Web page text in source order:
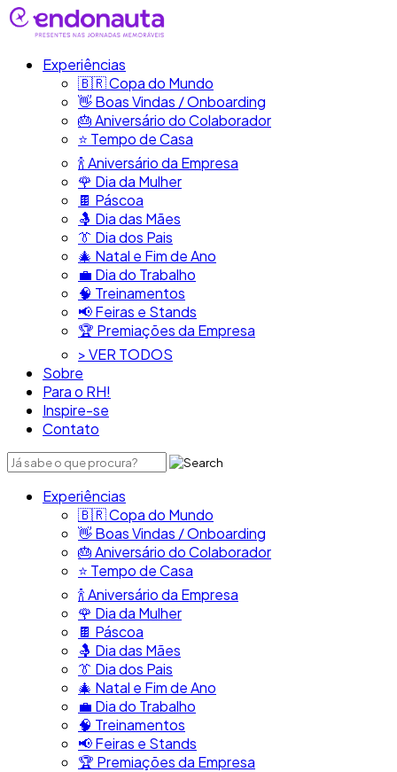
Experiências
🇧🇷​ Copa do Mundo
👋​ Boas Vindas / Onboarding
🎂​ Aniversário do Colaborador
⭐​ Tempo de Casa
​🍾​ Aniversário da Empresa
🌹 Dia da Mulher
🍫​ Páscoa
🤱 Dia das Mães
👔​ Dia dos Pais
🎄 Natal e Fim de Ano
💼​ Dia do Trabalho
🧠​ Treinamentos
📢​ Feiras e Stands
🏆 Premiações da Empresa
> VER TODOS
Sobre
Para o RH!
Inspire-se
Contato
Experiências
🇧🇷​ Copa do Mundo
👋​ Boas Vindas / Onboarding
🎂​ Aniversário do Colaborador
⭐​ Tempo de Casa
​🍾​ Aniversário da Empresa
🌹 Dia da Mulher
🍫​ Páscoa
🤱 Dia das Mães
👔​ Dia dos Pais
🎄 Natal e Fim de Ano
💼​ Dia do Trabalho
🧠​ Treinamentos
📢​ Feiras e Stands
🏆 Premiações da Empresa